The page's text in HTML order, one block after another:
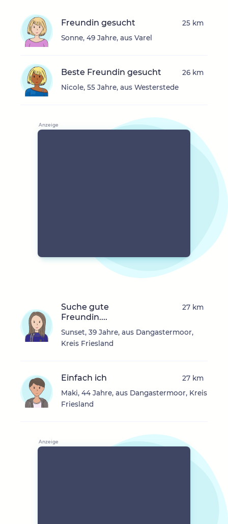
Freundin gesucht
Sonne, 49 Jahre, aus Varel
25 km
Beste Freundin gesucht
Nicole, 55 Jahre, aus Westerstede
26 km
Suche gute
Freundin....
Sunset, 39 Jahre, aus Dangastermoor,
Kreis Friesland
27 km
Einfach ich
Maki, 44 Jahre, aus Dangastermoor, Kreis
Friesland
27 km